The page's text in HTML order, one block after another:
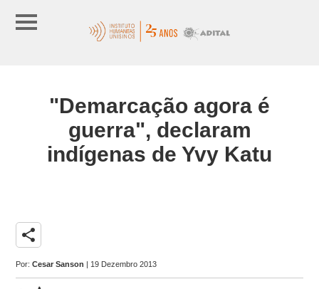
"Demarcação agora é
guerra", declaram
indígenas de Yvy Katu
share
Por:Cesar Sanson | 19 Dezembro 2013